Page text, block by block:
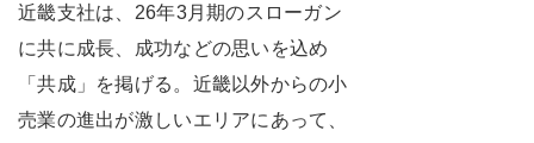
近畿支社は、26年3月期のスローガン
に共に成長、成功などの思いを込め
「共成」を掲げる。近畿以外からの小
売業の進出が激しいエリアにあって、